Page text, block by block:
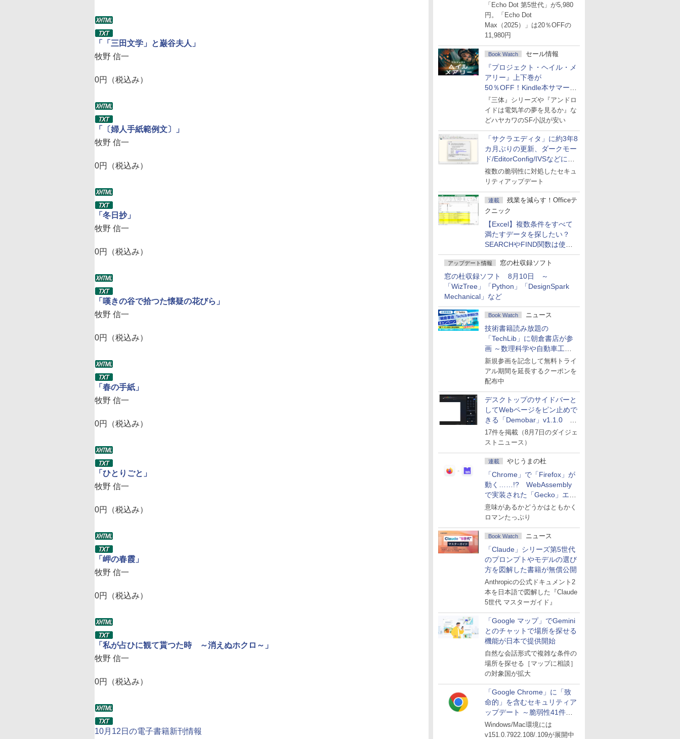
ーセール
「Echo Dot 第5世代」が5,980
円。「Echo Dot
Max（2025）」は20％OFFの
11,980円
Book Watch セール情報
『プロジェクト・ヘイル・メ
アリー』上下巻が
50％OFF！Kindle本サマーセ
ール第2弾
『三体』シリーズや『アンドロ
イドは電気羊の夢を見るか』な
どハヤカワのSF小説が安い
「サクラエディタ」に約3年8
カ月ぶりの更新、ダークモー
ド/EditorConfig/IVSなどに対
応
複数の脆弱性に対処したセキュ
リティアップデート
連載
残業を減らす！Officeテ
クニック
【Excel】複数条件をすべて
満たすデータを探したい？
SEARCHやFIND関数は使っ
ちゃダメ！
アップデート情報 窓の杜収録ソフト
窓の杜収録ソフト 8月10日 ～
「WizTree」「Python」「DesignSpark
Mechanical」など
Book Watch ニュース
技術書籍読み放題の
「TechLib」に朝倉書店が参
画 ～数理科学や自動車工学
の専門書を拡充
新規参画を記念して無料トライ
アル期間を延長するクーポンを
配布中
デスクトップのサイドバーと
してWebページをピン止めで
きる「Demobar」v1.1.0 ほ
か
17件を掲載（8月7日のダイジェ
ストニュース）
連載 やじうまの杜
「Chrome」で「Firefox」が
動く……!? WebAssembly
で実装された「Gecko」エン
ジン
意味があるかどうかはともかく
ロマンたっぷり
Book Watch ニュース
「Claude」シリーズ第5世代
のプロンプトやモデルの選び
方を図解した書籍が無償公開
Anthropicの公式ドキュメント2
本を日本語で図解した『Claude
5世代 マスターガイド』
「Google マップ」でGemini
とのチャットで場所を探せる
機能が日本で提供開始
自然な会話形式で複雑な条件の
場所を探せる［マップに相談］
の対象国が拡大
「Google Chrome」に「致
命的」を含むセキュリティア
ップデート ～脆弱性41件に
対処
Windows/Mac環境には
v151.0.7922.108/.109が展開中
「「三田文学」と巌谷夫人」
牧野 信一
0円（税込み）
「〔婦人手紙範例文〕」
牧野 信一
0円（税込み）
「冬日抄」
牧野 信一
0円（税込み）
「嘆きの谷で拾つた懐疑の花びら」
牧野 信一
0円（税込み）
「春の手紙」
牧野 信一
0円（税込み）
「ひとりごと」
牧野 信一
0円（税込み）
「岬の春霞」
牧野 信一
0円（税込み）
「私が占ひに観て貰つた時 ～消えぬホクロ～」
牧野 信一
0円（税込み）
10月12日の電子書籍新刊情報